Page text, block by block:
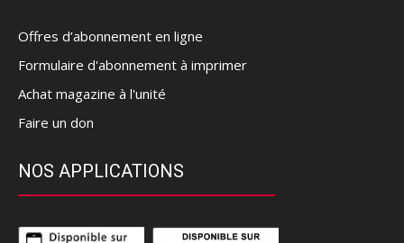
Offres d’abonnement en ligne
Formulaire d'abonnement à imprimer
Achat magazine à l'unité
Faire un don
NOS APPLICATIONS